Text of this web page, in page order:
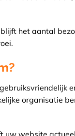
het aantal
organisatie
uw website